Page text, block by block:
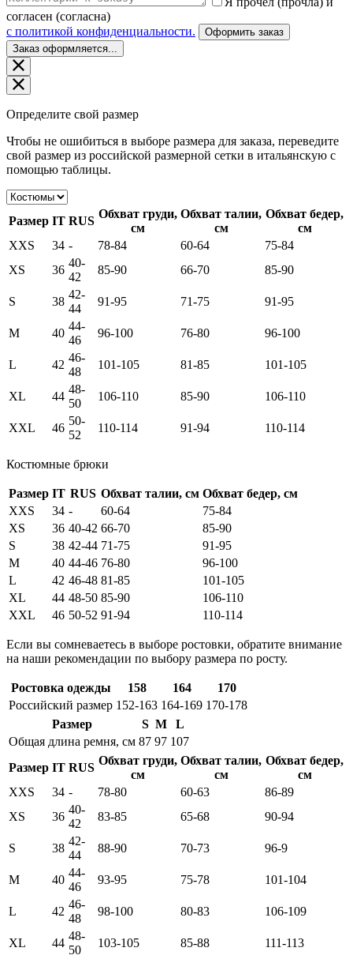
согласен (согласна)
c политикой конфиденциальности.
Оформить заказ
Заказ оформляется...
Определите свой размер
Чтобы не ошибиться в выборе размера для заказа, переведите
свой размер из российской размерной сетки в итальянскую с
помощью таблицы.
Размер IT RUS
Обхват груди,
см
Обхват талии,
см
Обхват бедер,
см
XXS
34 - 78-84 60-64
75-84
XS
36
40-
42
85-90 66-70 85-90
S 38
42-
44
91-95 71-75 91-95
M 40
44-
46
96-100 76-80 96-100
L 42
46-
48
101-105 81-85 101-105
XL 44
48-
50
106-110 85-90 106-110
XXL 46
50-
52
110-114 91-94 110-114
Костюмные брюки
Размер IT RUS Обхват талии, см Обхват бедер, см
XXS
34 - 60-64
75-84
XS
36 40-42 66-70
85-90
S
38 42-44 71-75
91-95
M
40 44-46 76-80
96-100
L
42 46-48 81-85
101-105
XL
44 48-50 85-90
106-110
XXL
46 50-52 91-94 110-114
Если вы сомневаетесь в выборе ростовки, обратите внимание
на наши рекомендации по выбору размера по росту.
Ростовка одежды 158 164
170
Российский размер 152-163 164-169 170-178
Размер
S M
L
Общая длина ремня, см 87 97 107
Размер IT RUS
Обхват груди,
см
Обхват талии,
см
Обхват бедер,
см
XXS
34 - 78-80 60-63
86-89
XS
36
40-
42
83-85 65-68 90-94
S 38
42-
44
88-90 70-73 96-9
M 40
44-
46
93-95 75-78 101-104
L 42
46-
48
98-100 80-83 106-109
XL 44
48-
50
103-105 85-88 111-113